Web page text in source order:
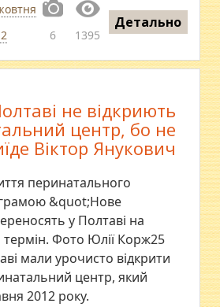
6 1395
Детально
не відкриють
центр, бо не
Віктор Янукович
перинатального
&quot;Нове
у Полтаві на
Фото Юлії Корж25
мали урочисто відкрити
центр, який
2012 року.